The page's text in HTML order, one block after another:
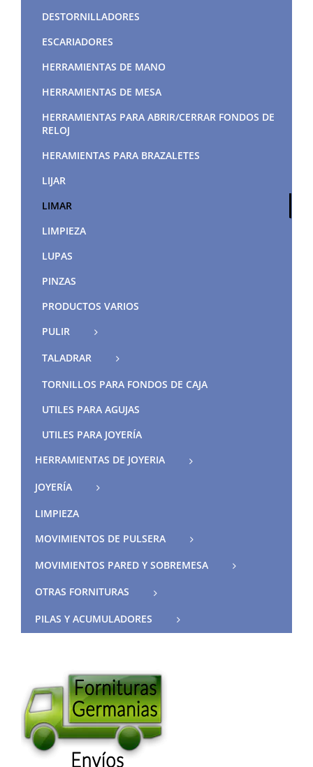
DESTORNILLADORES
ESCARIADORES
HERRAMIENTAS DE MANO
HERRAMIENTAS DE MESA
HERRAMIENTAS PARA ABRIR/CERRAR FONDOS DE
RELOJ
HERAMIENTAS PARA BRAZALETES
LIJAR
LIMAR
LIMPIEZA
LUPAS
PINZAS
PRODUCTOS VARIOS
PULIR
TALADRAR
TORNILLOS PARA FONDOS DE CAJA
UTILES PARA AGUJAS
UTILES PARA JOYERÍA
HERRAMIENTAS DE JOYERIA
JOYERÍA
LIMPIEZA
MOVIMIENTOS DE PULSERA
MOVIMIENTOS PARED Y SOBREMESA
OTRAS FORNITURAS
PILAS Y ACUMULADORES